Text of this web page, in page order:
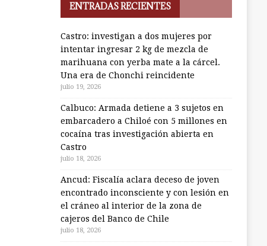
ENTRADAS RECIENTES
Castro: investigan a dos mujeres por
intentar ingresar 2 kg de mezcla de
marihuana con yerba mate a la cárcel.
Una era de Chonchi reincidente
julio 19, 2026
Calbuco: Armada detiene a 3 sujetos en
embarcadero a Chiloé con 5 millones en
cocaína tras investigación abierta en
Castro
julio 18, 2026
Ancud: Fiscalía aclara deceso de joven
encontrado inconsciente y con lesión en
el cráneo al interior de la zona de
cajeros del Banco de Chile
julio 18, 2026